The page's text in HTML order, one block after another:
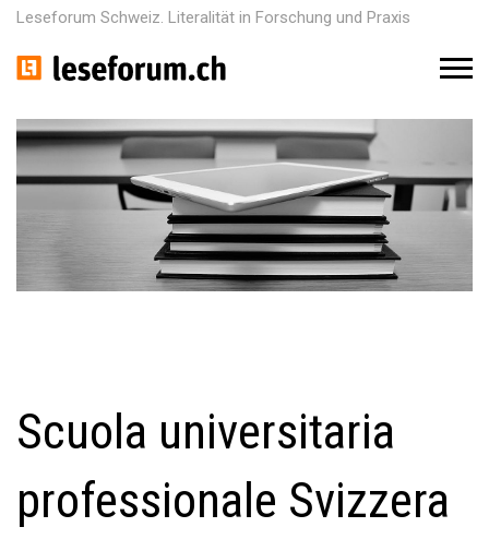
Leseforum Schweiz. Literalität in Forschung und Praxis
M
Scuola universitaria
professionale Svizzera